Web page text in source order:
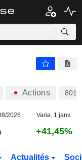
Actions 8015
2026 Varia. 1 janv.
+41,45%
Actualités